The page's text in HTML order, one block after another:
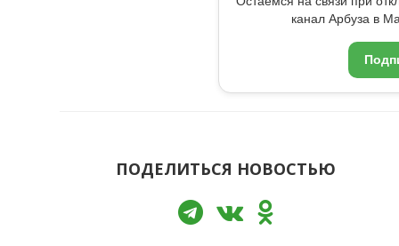
канал Арбуза в
ПОДЕЛИТЬСЯ НОВОСТЬЮ